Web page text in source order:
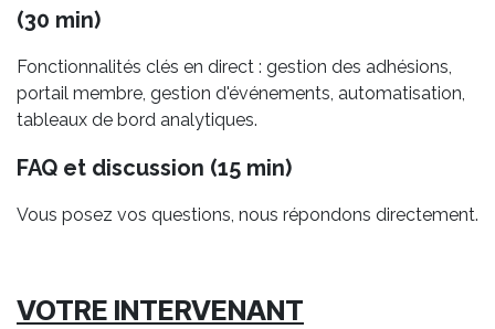
(30 min)
Fonctionnalités clés en direct : gestion des adhésions,
portail membre, gestion d'événements, automatisation,
tableaux de bord analytiques.
FAQ et discussion (15 min)
Vous posez vos questions, nous répondons directement.
VOTRE INTERVENANT